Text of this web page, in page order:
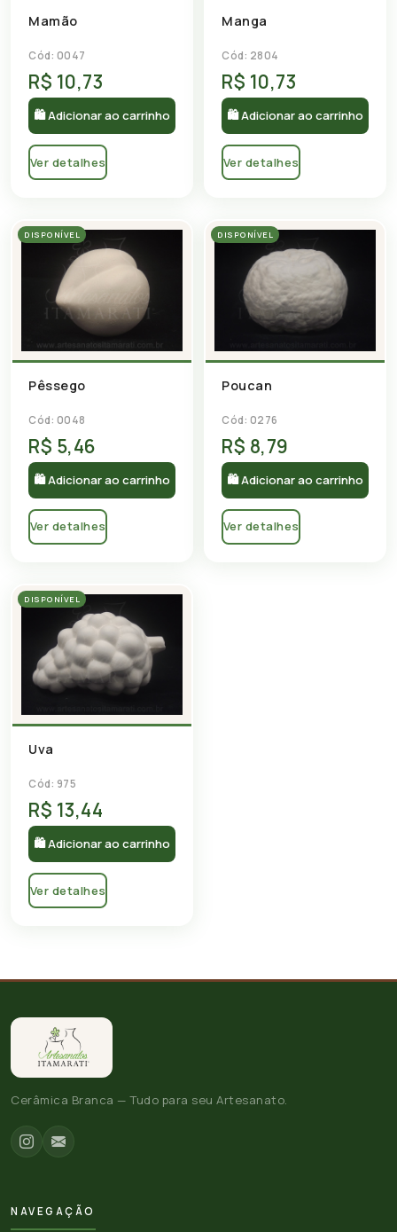
Mamão
Cód: 0047
R$ 10,73
🛍 Adicionar ao carrinho
Ver detalhes
Manga
Cód: 2804
R$ 10,73
🛍 Adicionar ao carrinho
Ver detalhes
DISPONÍVEL
Pêssego
Cód: 0048
R$ 5,46
🛍 Adicionar ao carrinho
Ver detalhes
DISPONÍVEL
Poucan
Cód: 0276
R$ 8,79
🛍 Adicionar ao carrinho
Ver detalhes
DISPONÍVEL
Uva
Cód: 975
R$ 13,44
🛍 Adicionar ao carrinho
Ver detalhes
Cerâmica Branca — Tudo para seu Artesanato.
NAVEGAÇÃO